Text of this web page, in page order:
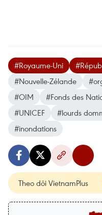
#Royaume-Uni
#Nouvelle-Zélande
#OIM
#Fonds des
#UNICEF
#lourds
#inondations
Theo dõi VietnamPlus